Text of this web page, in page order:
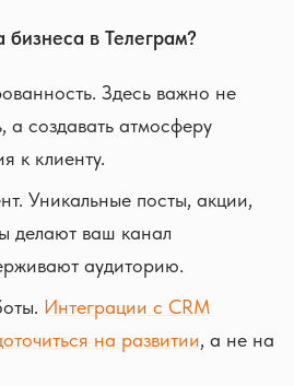
бизнеса в Телеграм?
Здесь важно не
а создавать атмосферу
к клиенту.
Уникальные посты, акции,
делают ваш канал
аудиторию.
Интеграции с CRM
на развитии, а не на